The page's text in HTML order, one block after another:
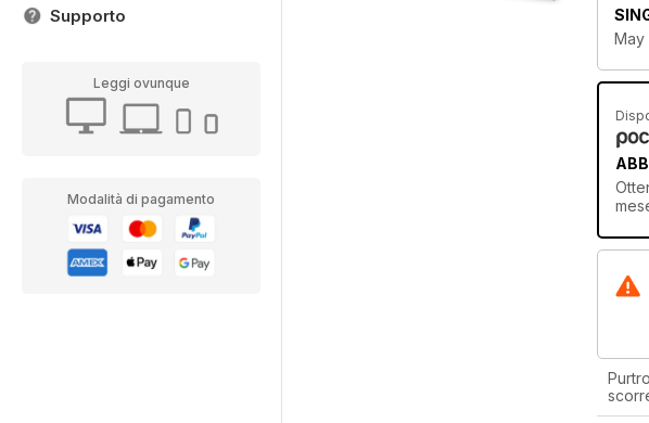
Supporto
Leggi ovunque
Modalità di pagamento
May